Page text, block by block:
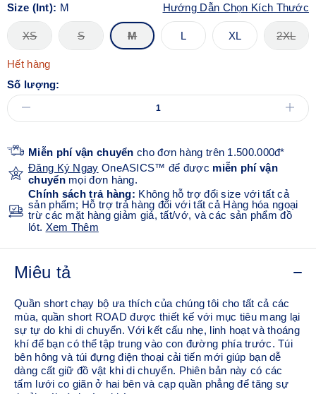
Size (Int): M Hướng Dẫn Chọn Kích Thước
XS S M L XL 2XL
Hết hàng
Số lượng:
Miễn phí vận chuyển cho đơn hàng trên 1.500.000đ*
Đăng Ký Ngay OneASICS™ để được miễn phí vận
chuyểnmọi đơn hàng.
Chính sách trả hàng: Không hỗ trợ đổi size với tất cả
sản phẩm; Hỗ trợ trả hàng đối với tất cả Hàng hóa ngoại
trừ các mặt hàng giảm giá, tất/vớ, và các sản phẩm đồ
lót. Xem Thêm
Miêu tả
Quần short chạy bộ ưa thích của chúng tôi cho tất cả các
mùa, quần short ROAD được thiết kế với mục tiêu mang lại
sự tự do khi di chuyển. Với kết cấu nhẹ, linh hoạt và thoáng
khí để bạn có thể tập trung vào con đường phía trước. Túi
bên hông và túi đựng điện thoại cải tiến mới giúp bạn dễ
dàng cất giữ đồ vật khi di chuyển. Phiên bản này có các
tấm lưới co giãn ở hai bên và cạp quần phẳng để tăng sự